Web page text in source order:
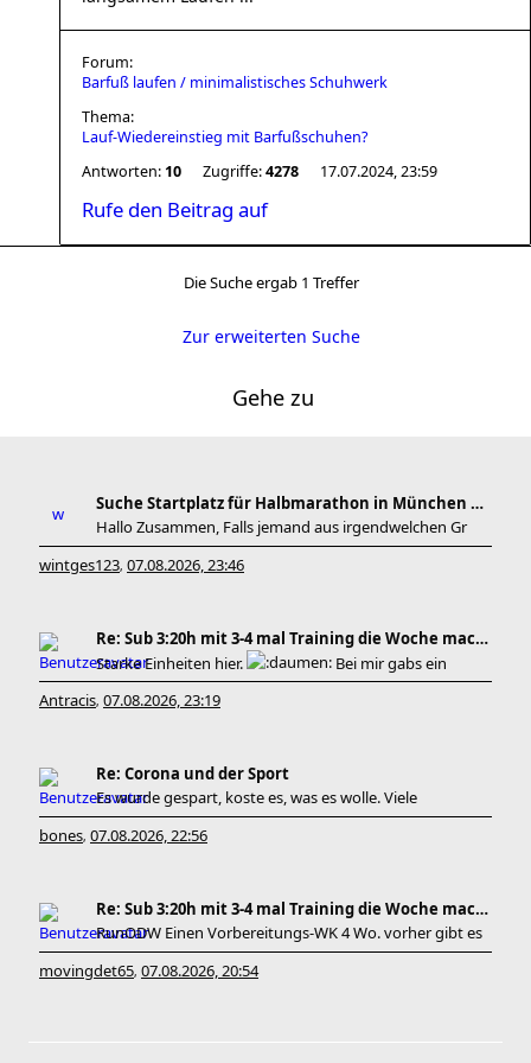
Forum:
Barfuß laufen / minimalistisches Schuhwerk
Thema:
Lauf-Wiedereinstieg mit Barfußschuhen?
Antworten: 10 Zugriffe:4278 17.07.2024, 23:59
Rufe den Beitrag auf
Die Suche ergab 1 Treffer
Zur erweiterten Suche
Gehe zu
Suche Startplatz für Halbmarathon in München am 11
Hallo Zusammen, Falls jemand aus irgendwelchen Gr
wintges123, 07.08.2026, 23:46
Re: Sub 3:20h mit 3-4 mal Training die Woche machb
Starke Einheiten hier.
Bei mir gabs ein
Antracis, 07.08.2026, 23:19
Re: Corona und der Sport
Es wurde gespart, koste es, was es wolle. Viele
bones, 07.08.2026, 22:56
Re: Sub 3:20h mit 3-4 mal Training die Woche machb
RunODW Einen Vorbereitungs-WK 4 Wo. vorher gibt es
movingdet65, 07.08.2026, 20:54